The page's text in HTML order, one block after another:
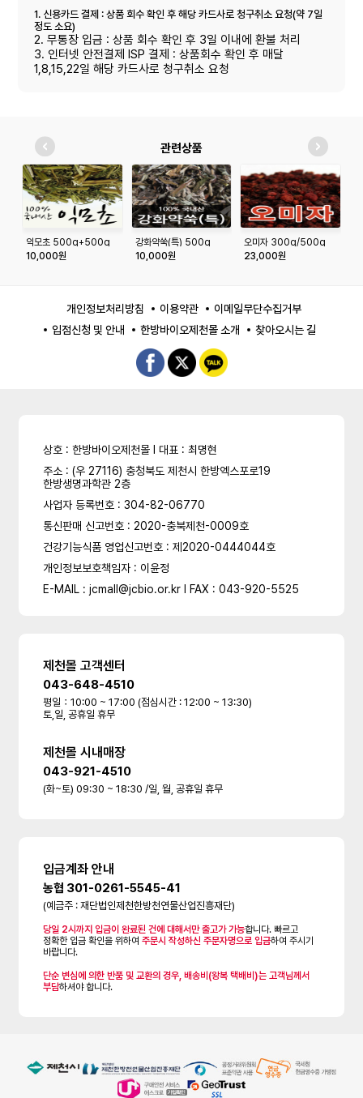
1. 신용카드 결제 : 상품 회수 확인 후 해당 카드사로 청구취소 요청(약 7일
정도 소요)
2. 무통장 입금 : 상품 회수 확인 후 3일 이내에 환불 처리
3. 인터넷 안전결제 ISP 결제 : 상품회수 확인 후 매달
1,8,15,22일 해당 카드사로 청구취소 요청
관련상품
익모초 500g+500g
10,000원
강화약쑥(특) 500g
10,000원
오미자 300g/500g
23,000원
개인정보처리방침 이용약관
이메일무단수집거부
입점신청 및 안내
한방바이오제천몰 소개 찾아오시는 길
상호 : 한방바이오제천몰 l 대표 : 최명현
주소 : (우 27116) 충청북도 제천시 한방엑스포로19
한방생명과학관 2층
사업자 등록번호 : 304-82-06770
통신판매 신고번호 : 2020-충북제천-0009호
건강기능식품 영업신고번호 : 제2020-0444044호
개인정보보호책임자 : 이윤정
E-MAIL : jcmall@jcbio.or.kr l FAX : 043-920-5525
제천몰 고객센터
043-648-4510
평일：10:00 ~ 17:00 (점심시간 : 12:00 ~ 13:30)
토,일, 공휴일 휴무
제천몰 시내매장
043-921-4510
(화~토) 09:30 ~ 18:30 /일, 월, 공휴일 휴무
입금계좌 안내
농협 301-0261-5545-41
(예금주 : 재단법인제천한방천연물산업진흥재단)
당일 2시까지 입금이 완료된 건에 대해서만 출고가 가능합니다. 빠르고
정확한 입금 확인을 위하여주문시 작성하신 주문자명으로 입금하여 주시기
바랍니다.
단순 변심에 의한 반품 및 교환의 경우, 배송비(왕복 택배비)는 고객님께서
부담하셔야 합니다.